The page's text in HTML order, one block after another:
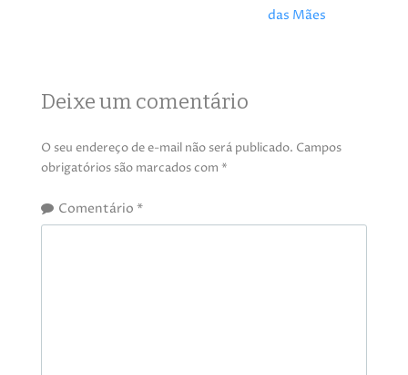
das Mães
Deixe um comentário
O seu endereço de e-mail não será publicado. Campos
obrigatórios são marcados com *
Comentário *